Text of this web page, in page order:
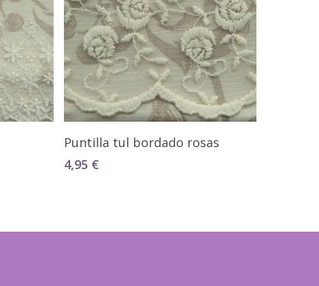
Seleccionar Opciones
Puntilla tul bordado rosas
4,95 €